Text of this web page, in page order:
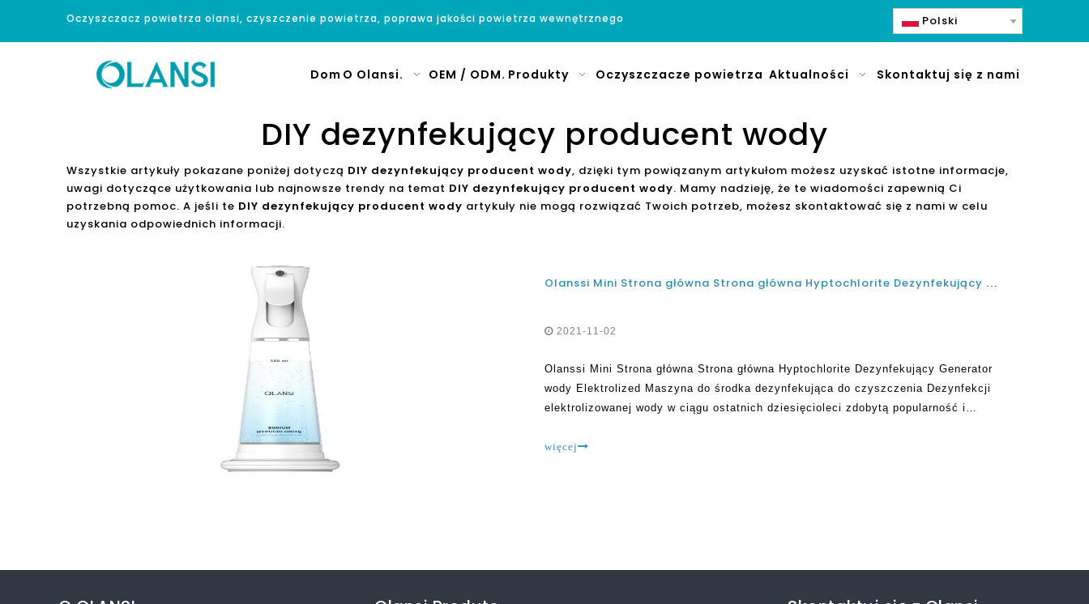
Oczyszczacz powietrza olansi, czyszczenie powietrza, poprawa jakości powietrza wewnętrznego Polski
Dom O Olansi. OEM / ODM. Produkty Oczyszczacze powietrza Aktualności Skontaktuj się z nami
DIY dezynfekujący producent wody
Wszystkie artykuły pokazane poniżej dotyczą DIY dezynfekujący producent wody, dzięki tym powiązanym artykułom możesz uzyskać istotne informacje,
uwagi dotyczące użytkowania lub najnowsze trendy na temat DIY dezynfekujący producent wody. Mamy nadzieję, że te wiadomości zapewnią Ci
potrzebną pomoc. A jeśli te DIY dezynfekujący producent wody artykuły nie mogą rozwiązać Twoich potrzeb, możesz skontaktować się z nami w celu
uzyskania odpowiednich informacji.
Olanssi Mini Strona główna Strona główna Hyptochlorite Dezynfekujący Generator wody Generator wody Elektrolizowana woda Dezynfekta do czyszczenia Dezynfekcji
2021-11-02
Olanssi Mini Strona główna Strona główna Hyptochlorite Dezynfekujący Generator
wody Elektrolized Maszyna do środka dezynfekująca do czyszczenia Dezynfekcji
elektrolizowanej wody w ciągu ostatnich dziesięcioleci zdobytą popularność i
sektora środowiskowego. Z zwiększeniem SA.
więcej